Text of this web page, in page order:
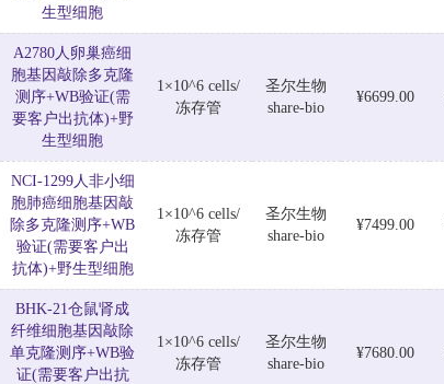
生型细胞
A2780人卵巢癌细
胞基因敲除多克隆
测序+WB验证(需
要客户出抗体)+野
生型细胞
1×10^6 cells/
冻存管
圣尔生物
share-bio
¥6699.00
NCI-1299人非小细
胞肺癌细胞基因敲
除多克隆测序+WB
验证(需要客户出
抗体)+野生型细胞
1×10^6 cells/
冻存管
圣尔生物
share-bio
¥7499.00
BHK-21仓鼠肾成
纤维细胞基因敲除
单克隆测序+WB验
证(需要客户出抗
1×10^6 cells/
冻存管
圣尔生物
share-bio
¥7680.00